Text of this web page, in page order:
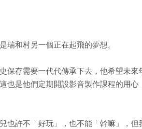
瑞和村另一個正在起飛的夢想。
保存需要一代代傳承下去，他希望未
也是他們定期開設影音製作課程的用
也許不「好玩」，也不能「幹嘛」，